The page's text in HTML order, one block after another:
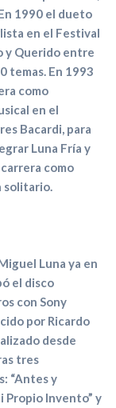
1990 el dueto
en el Festival
y Querido entre
temas. En 1993
como
en el
Bacardi, para
Luna Fría y
como
solitario.
Luna ya en
el disco
con Sony
por Ricardo
desde
tres
“Antes y
Propio Invento” y